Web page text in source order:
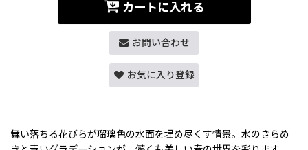
カートに入れる
お問い合わせ
お気に入り登録
舞い落ちる花びらが瑠璃色の水面を埋め尽くす情景。水のきらめ